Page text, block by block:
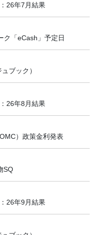
26年7月結果
ク「eCash」予定日
ブック）
26年8月結果
）政策金利発表
SQ
26年9月結果